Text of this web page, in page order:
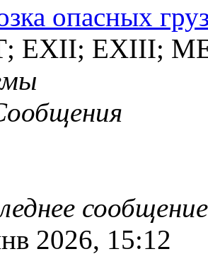
опасных
EXII; EXIII;
сообщение
2026, 15:12